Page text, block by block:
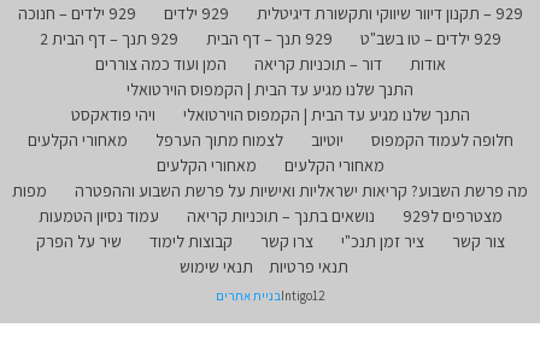
929 – תקנון דיוור שיווקי ותקשורת דיגיטלית 929 ילדים
929 ילדים – חנוכה
929 ילדים – טו בשב"ט
929 תנך – דף הבית
929 תנך – דף הבית 2
אודות
דור – תוכניות קריאה
המן ועוד כמה צוררים
התנך שלנו מגיע עד הבית | הקמפוס הוירטואלי
התנך שלנו מגיע עד הבית | הקמפוס הוירטואלי
ויהי פודאקסט
חלופה לעמוד הקמפוס
יוטיוב לצמוח מתוך הערפל
מאחורי הקלעים
מאחורי הקלעים
מאחורי הקלעים
מה פרשת השבוע? קריאות ישראליות ואישיות על פרשת השבוע וההפטרה
מפות
מצטרפים ל929
נושאים בתנך – תוכניות קריאה
עמוד נסיון הטמעות
צור קשר
ציר זמן תנכ"י צרו קשר קבוצות לימוד
שיר על הפרק
תנאי פרטיות
תנאי שימוש
Intigo12בניית אתרים